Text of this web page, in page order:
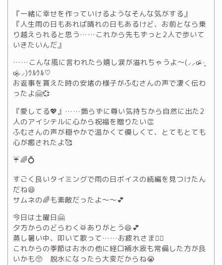
『一緒に幸せを作っていけるようなそんな気がする』
『人生雨の日もあれば晴れの日もあるけど、お前となら乗
り越えられると思う……これから先もずっと2人で歩いて
いきたいんだ』
……こんな風に言われたら嬉し涙が溢れちゃうよ〜(⸝⸝o̴̶̷᷄ ·̭
o̴̶̷̥᷅⸝⸝)ｳﾙｳﾙ♡
お返事を貰えた時の安堵の様子がふむさんの声で凄く伝わ
ったよ🤗💞
『愛してる💖』……飾らずに尊い気持ちから自然に出た2
人のアイシテルに心から祝福を贈りたい👏
ふむさんの声が穏やかで温かくて優しくて、とてもとても
心が癒されたよ🥰
☔️🌈💍
すごく良いタイミングで雨の日ボイスの続編を見つけたん
だね😆
サムネの🌈も素敵だったよ〜〜💕
今日は土曜日🤗
夕方からのどらわく🥁ありがとう😆💕
蒸し暑い中、叩いて歌って……お疲れさま🙇‍♀️
これからの季節はお水の他に経口補水液も常備した方が良
いかも🥺 脱水になったら大変だからね😭